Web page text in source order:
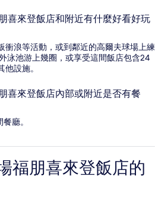
喜來登飯店和附近有什麼好看好玩
衝浪等活動，或到鄰近的高爾夫球場上練
泳池游上幾圈，或享受這間飯店包含24
設施。
喜來登飯店內部或附近是否有餐
廳。
福朋喜來登飯店的